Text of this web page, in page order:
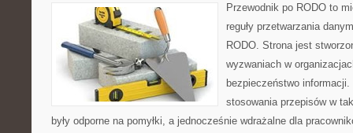
Przewodnik po RODO to
reguły przetwarzania
RODO. Strona jest
wyzwaniach w
bezpieczeństwo
stosowania przepisów w
były odporne na pomyłki, a jednocześnie wdrażalne dla